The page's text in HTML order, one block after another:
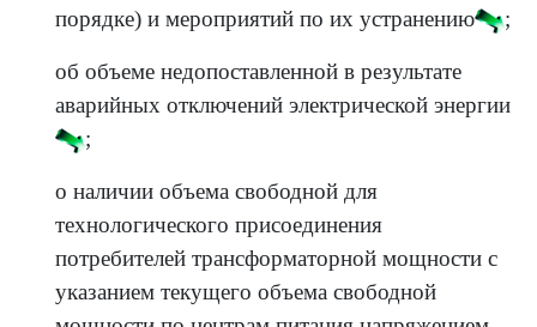
порядке) и мероприятий по их устранению
;
об объеме недопоставленной в результате
аварийных отключений электрической энергии
;
о наличии объема свободной для
технологического присоединения
потребителей трансформаторной мощности с
указанием текущего объема свободной